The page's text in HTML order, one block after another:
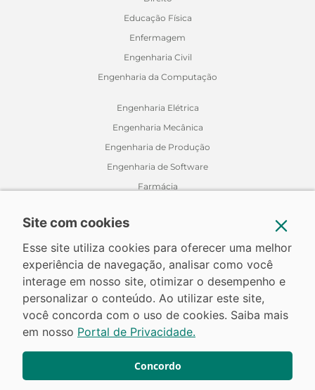
Educação Física
Enfermagem
Engenharia Civil
Engenharia da Computação
Engenharia Elétrica
Engenharia Mecânica
Engenharia de Produção
Engenharia de Software
Farmácia
Medicina Veterinária
Nutrição
Odontologia
Relações Internacionais
Site com cookies
Esse site utiliza cookies para oferecer uma melhor
experiência de navegação, analisar como você
interage em nosso site, otimizar o desempenho e
personalizar o conteúdo. Ao utilizar este site,
você concorda com o uso de cookies. Saiba mais
em nosso Portal de Privacidade.
Concordo